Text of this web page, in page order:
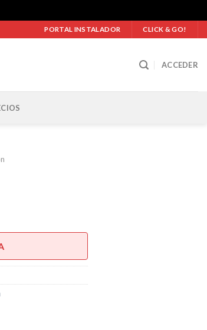
PORTAL INSTALADOR CLICK & GO!
ACCEDER